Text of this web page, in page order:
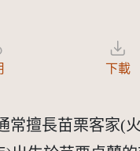
下載
常擅長苗栗客家(